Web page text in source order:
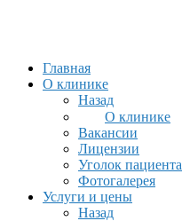
Главная
О клинике
Назад
О клинике
Вакансии
Лицензии
Уголок пациента
Фотогалерея
Услуги и цены
Назад